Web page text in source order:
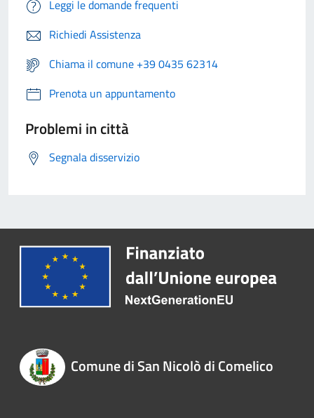
Leggi le domande frequenti
Richiedi Assistenza
Chiama il comune +39 0435 62314
Prenota un appuntamento
Problemi in città
Segnala disservizio
Comune di San Nicolò di Comelico